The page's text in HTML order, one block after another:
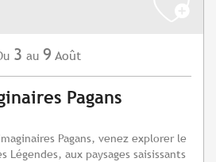
3 au 9 Août
Pagans
Pagans, venez explorer le
aux paysages saisissants